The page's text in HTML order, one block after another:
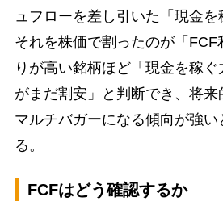
ュフローを差し引いた「現金を
それを株価で割ったのが「FCF
りが高い銘柄ほど「現金を稼
がまだ割安」と判断でき、将
マルチバガーになる傾向が強い
る。
FCFはどう確認するか